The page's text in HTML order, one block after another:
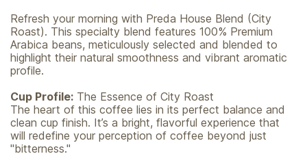
Refresh your morning with Preda House Blend (City
Roast). This specialty blend features 100% Premium
Arabica beans, meticulously selected and blended to
highlight their natural smoothness and vibrant aromatic
profile.
Cup Profile: The Essence of City Roast
The heart of this coffee lies in its perfect balance and
clean cup finish. It’s a bright, flavorful experience that
will redefine your perception of coffee beyond just
"bitterness."